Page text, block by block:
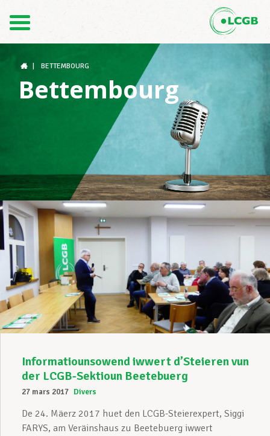
DE
Structures syndicales
Assistance au Travail
Vos droits
Assistance en vie privée
Devenir Membre
BETTEMBOURG
Bettembourg
Informatiounsowend iwwert d’Steieren vun
der LCGB-Sektioun Beetebuerg
27 mars 2017 Divers
De 24. Mäerz 2017 huet den LCGB-Steierexpert, Siggi
FARYS, am Veräinshaus zu Beetebuerg iwwert